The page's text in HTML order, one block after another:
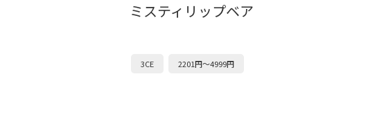
ミスティリップベア
3CE 2201円～4999円